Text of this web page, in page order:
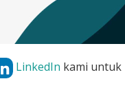
LinkedIn kami